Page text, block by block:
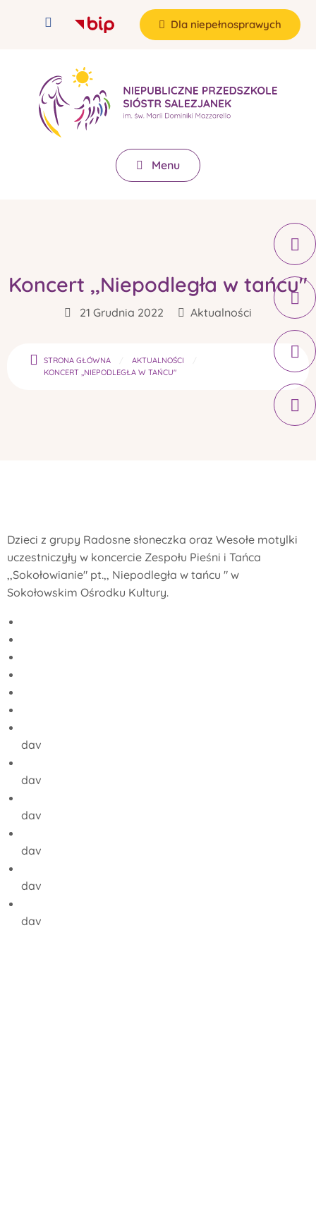
Dla niepełnosprawych
Menu
Koncert ,,Niepodległa w tańcu"
21 Grudnia 2022 Aktualności
STRONA GŁÓWNA
AKTUALNOŚCI
KONCERT ,,NIEPODLEGŁA W TAŃCU"
Dzieci z grupy Radosne słoneczka oraz Wesołe motylki
uczestniczyły w koncercie Zespołu Pieśni i Tańca
,,Sokołowianie" pt.,, Niepodległa w tańcu " w
Sokołowskim Ośrodku Kultury.
dav
dav
dav
dav
dav
dav